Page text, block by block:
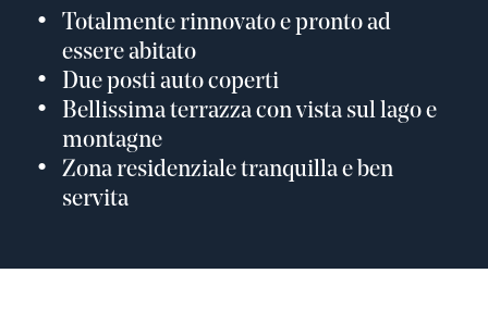
Totalmente rinnovato e pronto ad
essere abitato
Due posti auto coperti
Bellissima terrazza con vista sul lago e
montagne
Zona residenziale tranquilla e ben
servita